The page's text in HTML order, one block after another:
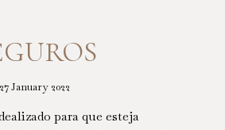
27 January 2022
para que esteja